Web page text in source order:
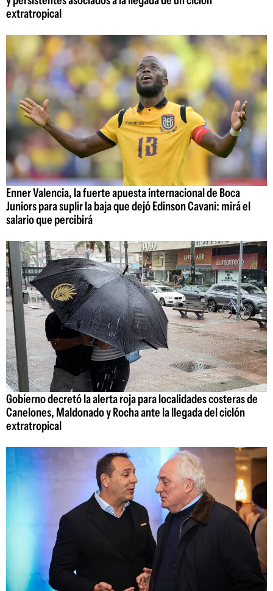
extratropical
Enner Valencia, la fuerte apuesta internacional de Boca
Juniors para suplir la baja que dejó Edinson Cavani: mirá el
salario que percibirá
Gobierno decretó la alerta roja para localidades costeras de
Canelones, Maldonado y Rocha ante la llegada del ciclón
extratropical